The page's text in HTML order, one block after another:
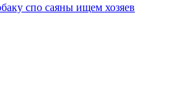
спо саяны ищем хозяев